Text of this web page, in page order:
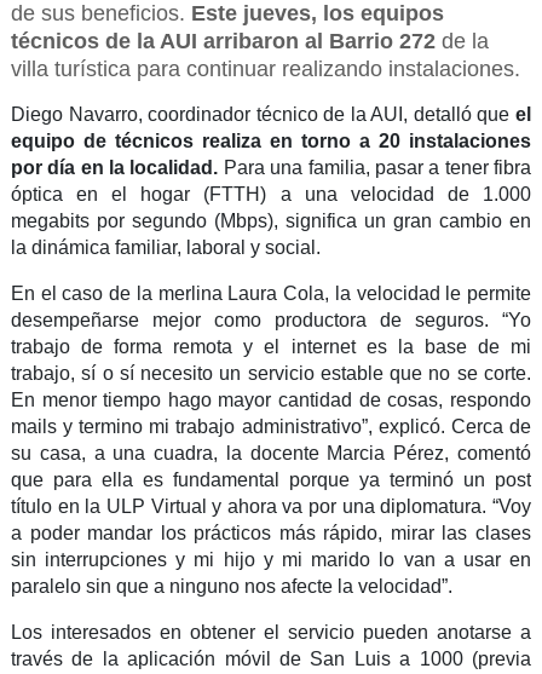
de sus beneficios. Este jueves, los equipos
técnicos de la AUI arribaron al Barrio 272 de la
villa turística para continuar realizando instalaciones.
Diego Navarro, coordinador técnico de la AUI, detalló queel
equipo de técnicos realiza en torno a 20 instalaciones
por día en la localidad. Para una familia, pasar a tener fibra
óptica en el hogar (FTTH) a una velocidad de 1.000
megabits por segundo (Mbps), significa un gran cambio en
la dinámica familiar, laboral y social.
En el caso de la merlina Laura Cola, la velocidad le permite
desempeñarse mejor como productora de seguros. “Yo
trabajo de forma remota y el internet es la base de mi
trabajo, sí o sí necesito un servicio estable que no se corte.
En menor tiempo hago mayor cantidad de cosas, respondo
mails y termino mi trabajo administrativo”, explicó. Cerca de
su casa, a una cuadra, la docente Marcia Pérez, comentó
que para ella es fundamental porque ya terminó un post
título en la ULP Virtual y ahora va por una diplomatura. “Voy
a poder mandar los prácticos más rápido, mirar las clases
sin interrupciones y mi hijo y mi marido lo van a usar en
paralelo sin que a ninguno nos afecte la velocidad”.
Los interesados en obtener el servicio pueden anotarse a
través de la aplicación móvil de San Luis a 1000 (previa